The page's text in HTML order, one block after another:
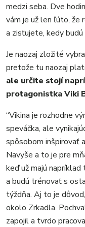
medzi seba. Dve
vám je už len ľúto, že
a zisťujete, kedy budú
Je naozaj zložité
pretože tu naozaj
ale určite stojí
protagonistka Viki
“Vikina je rozhodne
speváčka, ale
spôsobom inšpirovať
Navyše a to je pre
keď už majú napríklad
a budú trénovať s
týždňa. Aj to je
okolo Zrkadla.
zapojil a tvrdo